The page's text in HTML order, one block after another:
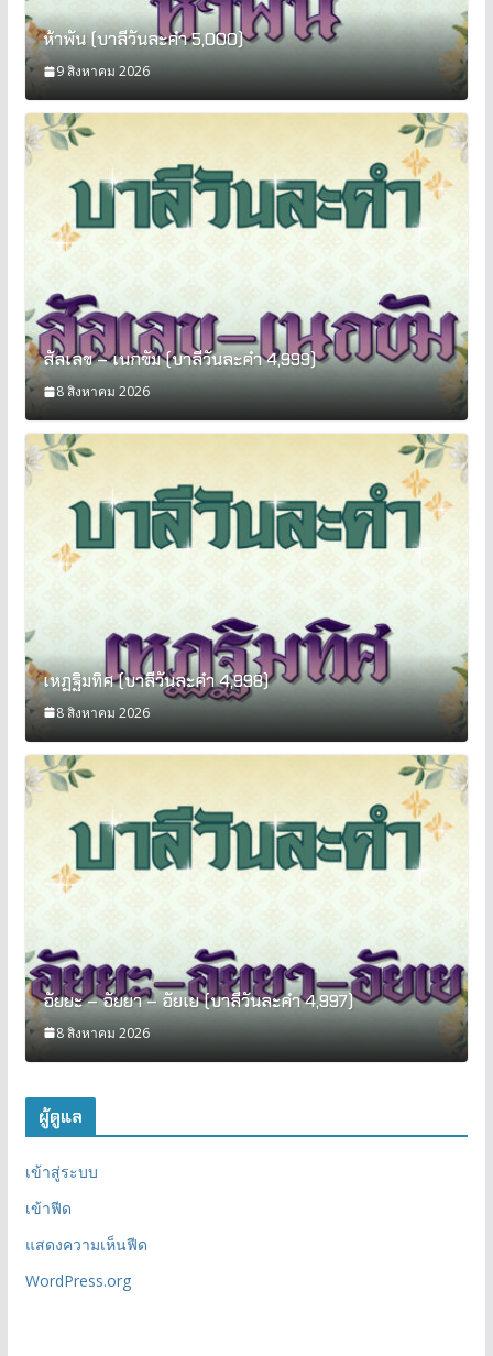
ห้าพัน (บาลีวันละคำ 5,000)
9 สิงหาคม 2026
สัลเลข – เนกขัม (บาลีวันละคำ 4,999)
8 สิงหาคม 2026
เหฏฐิมทิศ (บาลีวันละคำ 4,998)
8 สิงหาคม 2026
อัยยะ – อัยยา – อัยเย (บาลีวันละคำ 4,997)
8 สิงหาคม 2026
ผู้ดูแล
เข้าสู่ระบบ
เข้าฟีด
แสดงความเห็นฟีด
WordPress.org